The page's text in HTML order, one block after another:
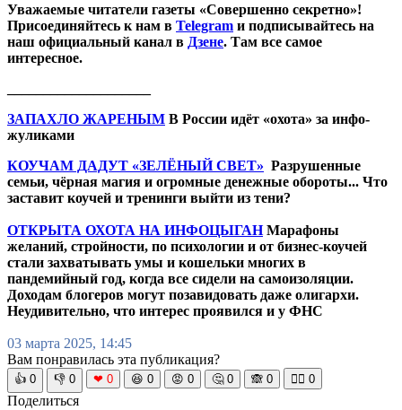
Уважаемые читатели газеты «Совершенно секретно»!
Присоединяйтесь к нам в Telegram и подписывайтесь на
наш официальный канал в Дзене. Там все самое
интересное.
ЗАПАХЛО ЖАРЕНЫМ В России идёт «охота» за инфо-
жуликами
КОУЧАМ ДАДУТ «ЗЕЛЁНЫЙ СВЕТ» Разрушенные
семьи, чёрная магия и огромные денежные обороты... Что
заставит коучей и тренинги выйти из тени?
ОТКРЫТА ОХОТА НА ИНФОЦЫГАН Марафоны
желаний, стройности, по психологии и от бизнес-коучей
стали захватывать умы и кошельки многих в
пандемийный год, когда все сидели на самоизоляции.
Доходам блогеров могут позавидовать даже олигархи.
Неудивительно, что интерес проявился и у ФНС
03 марта 2025, 14:45
Вам понравилась эта публикация?
👍 0 👎 0 ❤ 0 😆 0 😡 0 🤔 0 🙈 0 🧘‍♀️ 0
Поделиться